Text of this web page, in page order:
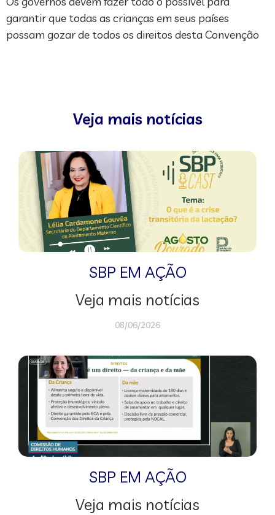
garantir que todas as crianças em seus países
possam gozar de todos os direitos desta Convenção
Veja mais notícias
SBP EM AÇÃO
Veja mais notícias
08/06/2026
SBP EM AÇÃO
Veja mais notícias